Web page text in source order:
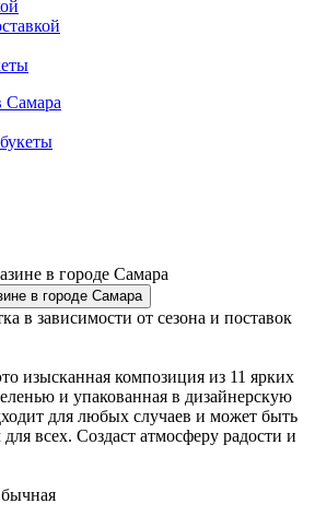
Самара
в зависимости от сезона и поставок
изысканная композиция из 11 ярких
и упакованная в дизайнерскую
для любых случаев и может быть
всех. Создаст атмосферу радости и